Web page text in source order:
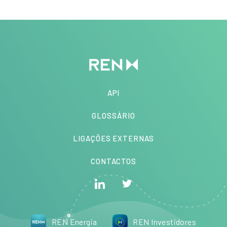
API
GLOSSÁRIO
LIGAÇÕES EXTERNAS
CONTACTOS
REN Energia REN Investidores